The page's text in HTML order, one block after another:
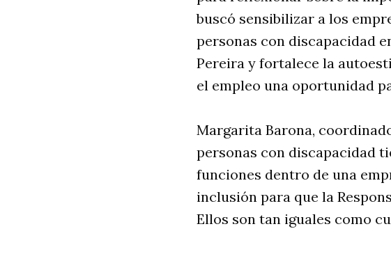
buscó sensibilizar a los
personas con discapacidad
Pereira y fortalece la
el empleo una oportunidad
Margarita Barona,
personas con discapacidad
funciones dentro de una
inclusión para que la
Ellos son tan iguales como